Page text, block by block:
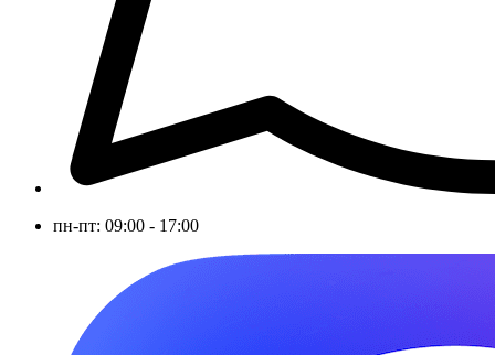
пн-пт: 09:00 - 17:00